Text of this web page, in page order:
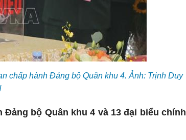
chấp hành Đảng bộ Quân khu 4. Ảnh: Trịnh Duy
bộ Quân khu 4 và 13 đại biểu chính